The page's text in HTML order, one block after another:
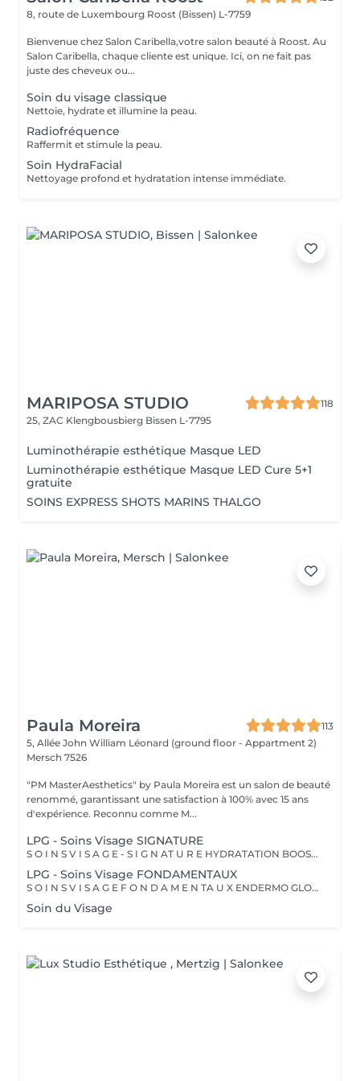
8, route de Luxembourg Roost (Bissen) L-7759
Bienvenue chez Salon Caribella,votre salon beauté à Roost. Au
Salon Caribella, chaque cliente est unique. Ici, on ne fait pas
juste des cheveux ou...
Soin du visage classique
Nettoie, hydrate et illumine la peau.
Radiofréquence
Raffermit et stimule la peau.
Soin HydraFacial
Nettoyage profond et hydratation intense immédiate.
MARIPOSA STUDIO
118
25, ZAC Klengbousbierg Bissen L-7795
Luminothérapie esthétique Masque LED
Luminothérapie esthétique Masque LED Cure 5+1
gratuite
SOINS EXPRESS SHOTS MARINS THALGO
Paula Moreira
113
5, Allée John William Léonard (ground floor - Appartment 2)
Mersch 7526
"PM MasterAesthetics" by Paula Moreira est un salon de beauté
renommé, garantissant une satisfaction à 100% avec 15 ans
d'expérience. Reconnu comme M...
LPG - Soins Visage SIGNATURE
S O I N S V I S A G E - S I G N AT U R E HYDRATATION BOOSTER > Ce soin stimule la production d'acide hyaluronique pour une hydratation intense, redonnant à la peau un aspect repulpé et lissé tout en la protégeant des agressions extérieures et du vieillissement cutané. PRO LIFT > Ce soin anti-âge complet (visage, cou, décolleté, mains) se distingue par sa combinaison unique d'exfoliations, de stimulation cellulaire mécanique et de manuvres facialistes exclusives. Il uniformise et illumine le teint, tout en liftant et redessinant les contours du visage. En comblant visiblement les rides et en renforçant la fermeté de la peau, ce soin révèle un épiderme plus lisse, lifté et rajeuni. RÉNOVATEUR PEAU NEUVE > Ce soin avancé associe une double exfoliation mécanique et chimique du visage et du cou, permettant un nettoyage en profondeur de l'épiderme. Il favorise l'élimination des toxines et stimule le renouvellement cellulaire pour retrouver une peau saine, uniforme et lumineuse. BILAN PERSONNALISÉ Tout programme de soin endermologie® visage commence par un bilan ultra-précis, avec l'application professionnelle ENDERMOLINK. Il se déroule en trois étapes clés : 1. Décryptage de votre mode de vie 2. Analyse pointue de l'état de votre peau 3. Création de votre programme sur-mesure
LPG - Soins Visage FONDAMENTAUX
S O I N S V I S A G E F O N D A M E N TA U X ENDERMO GLOW BOOSTER > En relançant la micro-circulation et le système lymphatique (élimination des toxines), ce soin permet de lisser les traits de fatigue, d'atténuer les poches et cernes et de retrouver un teint éclatant. ENDERMO PRÉVENTION CELLULAIRE > En stimulant la production naturelle de collagène, d'élastine et d'acide hyaluronique, ce soin prévient l'apparition des premières rides et renforce la protection de la peau contre le vieillissement cutané. ENDERMO REPULP > Ce soin lisse les rides et ridules du visage, du cou et du décolleté tout en redensifiant la peau pour restaurer des volumes harmonieux au visage. ENDERMO REGARD & LÈVRES > Ce soin anti-âge ciblé estompe les poches et les cernes, lisse les rides du contour des yeux et de la bouche, repulpe les lèvres et rehausse les paupières pour ouvrir et défatiguer le regard. DÉCOUVERTE > Ce soin propose une introduction à la technique endermologie® tout en relançant la microcirculation pour booster l'éclat du visage.
Soin du Visage